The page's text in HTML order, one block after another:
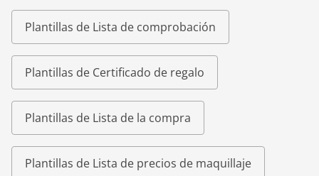
Plantillas de Lista de comprobación
Plantillas de Certificado de regalo
Plantillas de Lista de la compra
Plantillas de Lista de precios de maquillaje